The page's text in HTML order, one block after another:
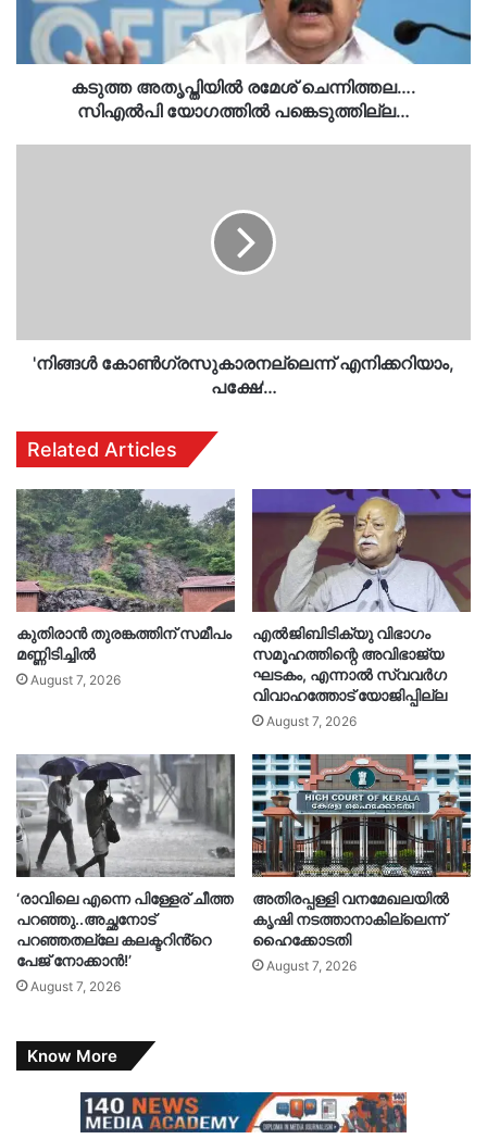
പങ്കെടുത്തില്ല…
കടുത്ത അതൃപ്തിയില്‍ രമേശ് ചെന്നിത്തല….
സിഎല്‍പി യോഗത്തില്‍ പങ്കെടുത്തില്ല…
'നിങ്ങൾ കോൺഗ്രസുകാരനല്ലെന്ന് എനിക്കറിയാം,
പക്ഷേ'…
Related Articles
കുതിരാൻ തുരങ്കത്തിന് സമീപം
മണ്ണിടിച്ചിൽ
August 7, 2026
എൽജിബിടിക്യു വിഭാഗം
സമൂഹത്തിന്റെ അവിഭാജ്യ
ഘടകം, എന്നാൽ സ്വവർഗ
വിവാഹത്തോട് യോജിപ്പില്ല
August 7, 2026
‘രാവിലെ എന്നെ പിള്ളേര് ചീത്ത
പറഞ്ഞു..അച്ഛനോട്
പറഞ്ഞതല്ലേ കലക്ടറിൻ്റെ
പേജ് നോക്കാൻ!’
August 7, 2026
അതിരപ്പള്ളി വനമേഖലയിൽ
കൃഷി നടത്താനാകില്ലെന്ന്
ഹൈക്കോടതി
August 7, 2026
Know More